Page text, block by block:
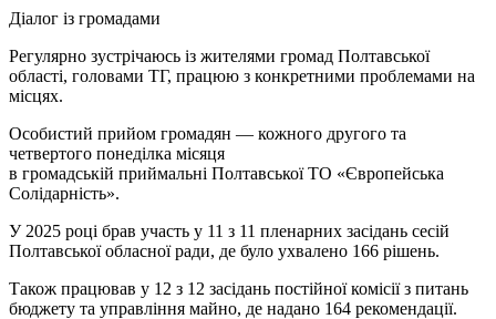
Діалог із громадами
Регулярно зустрічаюсь із жителями громад Полтавської
області, головами ТГ, працюю з конкретними проблемами на
місцях.
Особистий прийом громадян — кожного другого та
четвертого понеділка місяця
в громадській приймальні Полтавської ТО «Європейська
Солідарність».
У 2025 році брав участь у 11 з 11 пленарних засідань сесій
Полтавської обласної ради, де було ухвалено 166 рішень.
Також працював у 12 з 12 засідань постійної комісії з питань
бюджету та управління майно, де надано 164 рекомендації.